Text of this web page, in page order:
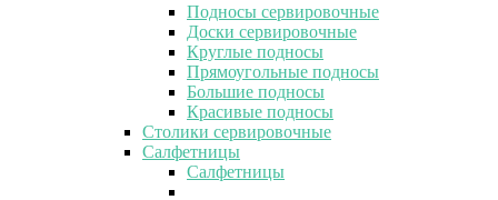
Подносы сервировочные
Доски сервировочные
Круглые подносы
Прямоугольные подносы
Большие подносы
Красивые подносы
Столики сервировочные
Салфетницы
Салфетницы